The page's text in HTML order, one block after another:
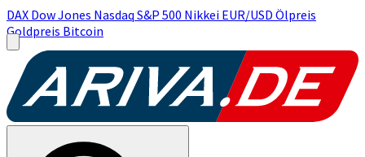
DAX Dow Jones Nasdaq S&P 500 Nikkei EUR/USD Ölpreis
Goldpreis Bitcoin